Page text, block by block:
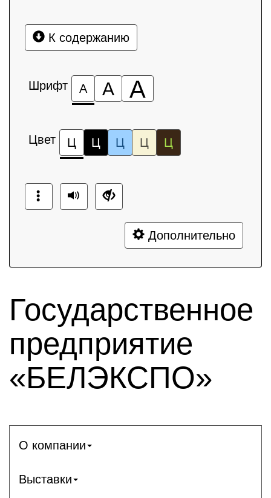
К содержанию
Шрифт А А А
Цвет Ц Ц Ц Ц Ц
Дополнительно
Государственное
предприятие
«БЕЛЭКСПО»
О компании
Выставки